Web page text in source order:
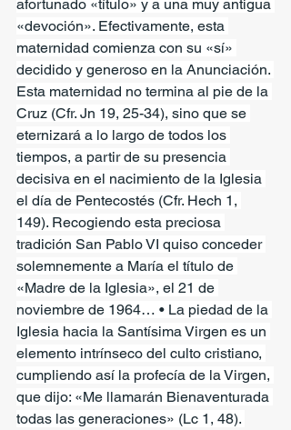
afortunado «título» y a una muy antigua
«devoción». Efectivamente, esta
maternidad comienza con su «sí»
decidido y generoso en la Anunciación.
Esta maternidad no termina al pie de la
Cruz (Cfr. Jn 19, 25-34), sino que se
eternizará a lo largo de todos los
tiempos, a partir de su presencia
decisiva en el nacimiento de la Iglesia
el día de Pentecostés (Cfr. Hech 1,
149). Recogiendo esta preciosa
tradición San Pablo VI quiso conceder
solemnemente a María el título de
«Madre de la Iglesia», el 21 de
noviembre de 1964… • La piedad de la
Iglesia hacia la Santísima Virgen es un
elemento intrínseco del culto cristiano,
cumpliendo así la profecía de la Virgen,
que dijo: «Me llamarán Bienaventurada
todas las generaciones» (Lc 1, 48).